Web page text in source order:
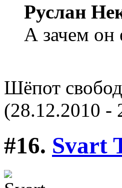
Руслан
А зачем он
Шёпот
(28.12.2010 -
#16. Svart